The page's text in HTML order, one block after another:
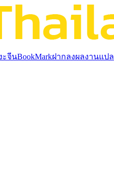
ะจีนBookMarkฝากลงผลงานแปล